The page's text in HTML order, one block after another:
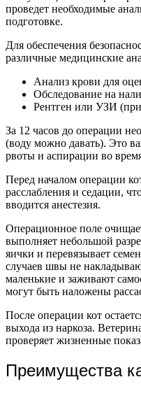
проведет необходимые
подготовке.
Для обеспечения
различные медицинские
Анализ крови для
Обследование на
Рентген или УЗИ
За 12 часов до операции
(воду можно давать). Это
рвоты и аспирации во
Перед началом операции
расслабления и седации,
вводится анестезия.
Операционное поле
выполняет небольшой
яички и перевязывает
случаев швы не
маленькие и заживают
могут быть наложены
После операции кот
выхода из наркоза.
проверяет жизненные
Преимущества